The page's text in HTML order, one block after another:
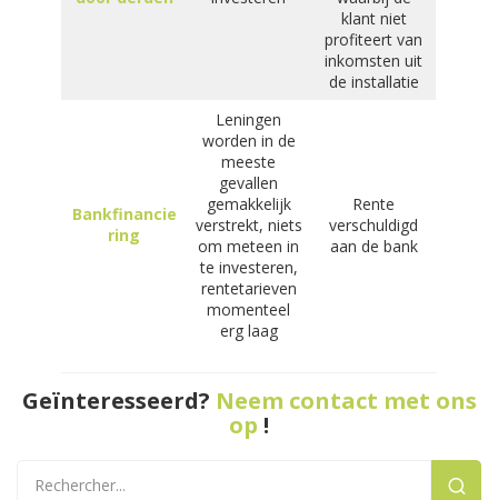
klant niet
profiteert van
inkomsten uit
de installatie
Bankfinancie
ring
Leningen
worden in de
meeste
gevallen
gemakkelijk
verstrekt, niets
om meteen in
te investeren,
rentetarieven
momenteel
erg laag
Rente
verschuldigd
aan de bank
Geïnteresseerd? Neem contact met ons
op !